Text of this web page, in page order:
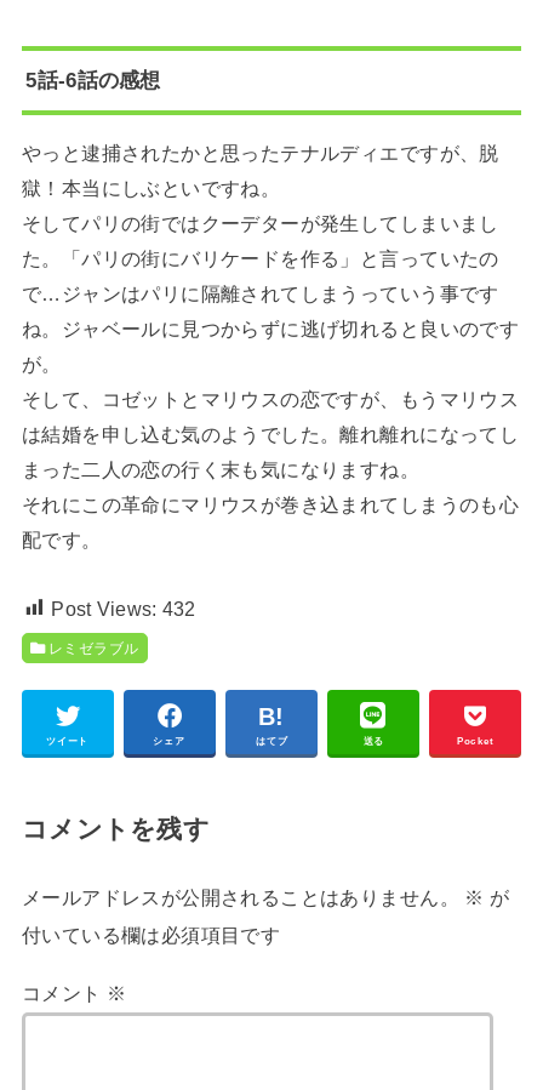
5話-6話の感想
やっと逮捕されたかと思ったテナルディエですが、脱
獄！本当にしぶといですね。
そしてパリの街ではクーデターが発生してしまいまし
た。「パリの街にバリケードを作る」と言っていたの
で…ジャンはパリに隔離されてしまうっていう事です
ね。ジャベールに見つからずに逃げ切れると良いのです
が。
そして、コゼットとマリウスの恋ですが、もうマリウス
は結婚を申し込む気のようでした。離れ離れになってし
まった二人の恋の行く末も気になりますね。
それにこの革命にマリウスが巻き込まれてしまうのも心
配です。
Post Views: 432
レミゼラブル
ツイート シェア はてブ 送る Pocket
コメントを残す
メールアドレスが公開されることはありません。 ※ が
付いている欄は必須項目です
コメント ※